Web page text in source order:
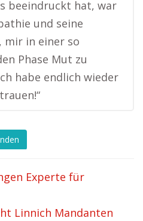
beeindruckt hat, war
und seine
mir in einer so
Phase Mut zu
habe endlich wieder
Experte für
Linnich Mandanten